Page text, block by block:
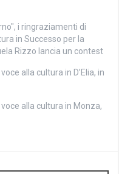
i ringraziamenti di
in Successo per la
Rizzo lancia un contest
alla cultura in D’Elia, in
alla cultura in Monza,